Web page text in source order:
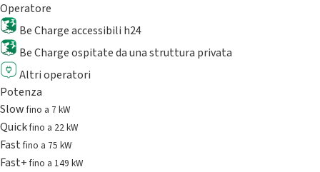
Operatore
Be Charge accessibili h24
Be Charge ospitate da una struttura privata
Altri operatori
Potenza
Slowfino a 7 kW
Quickfino a 22 kW
Fastfino a 75 kW
Fast+fino a 149 kW